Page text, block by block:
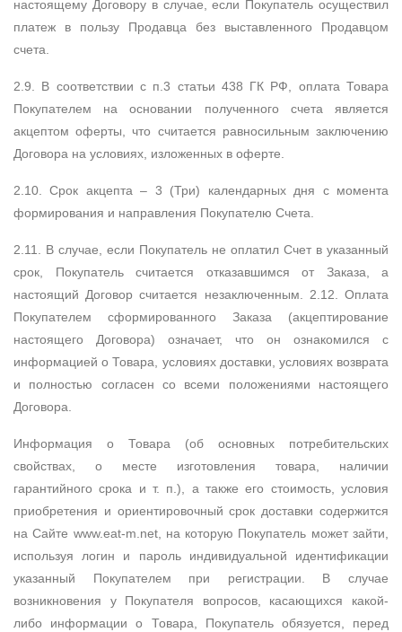
настоящему Договору в случае, если Покупатель осуществил
платеж в пользу Продавца без выставленного Продавцом
счета.
2.9. В соответствии с п.3 статьи 438 ГК РФ, оплата Товара
Покупателем на основании полученного счета является
акцептом оферты, что считается равносильным заключению
Договора на условиях, изложенных в оферте.
2.10. Срок акцепта – 3 (Три) календарных дня с момента
формирования и направления Покупателю Счета.
2.11. В случае, если Покупатель не оплатил Счет в указанный
срок, Покупатель считается отказавшимся от Заказа, а
настоящий Договор считается незаключенным. 2.12. Оплата
Покупателем сформированного Заказа (акцептирование
настоящего Договора) означает, что он ознакомился с
информацией о Товара, условиях доставки, условиях возврата
и полностью согласен со всеми положениями настоящего
Договора.
Информация о Товара (об основных потребительских
свойствах, о месте изготовления товара, наличии
гарантийного срока и т. п.), а также его стоимость, условия
приобретения и ориентировочный срок доставки содержится
на Сайте www.eat-m.net, на которую Покупатель может зайти,
используя логин и пароль индивидуальной идентификации
указанный Покупателем при регистрации. В случае
возникновения у Покупателя вопросов, касающихся какой-
либо информации о Товара, Покупатель обязуется, перед